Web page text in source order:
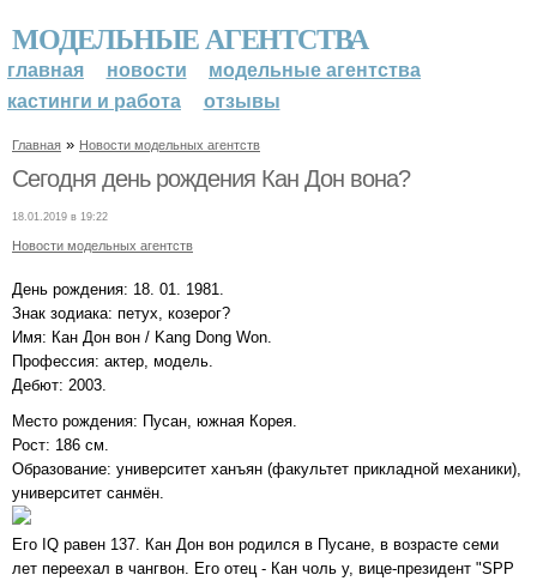
МОДЕЛЬНЫЕ АГЕНТСТВА
главная новости
модельные агентства
кастинги и работа
отзывы
Главная » Новости модельных агентств
Сегодня день рождения Кан Дон вона?
18.01.2019 в 19:22
Новости модельных агентств
День рождения: 18. 01. 1981.
Знак зодиака: петух, козерог?
Имя: Кан Дон вон / Kang Dong Won.
Профессия: актер, модель.
Дебют: 2003.
Место рождения: Пусан, южная Корея.
Рост: 186 см.
Образование: университет ханъян (факультет прикладной механики),
университет санмён.
Его IQ равен 137. Кан Дон вон родился в Пусане, в возрасте семи
лет переехал в чангвон. Его отец - Кан чоль у, вице-президент "SPP